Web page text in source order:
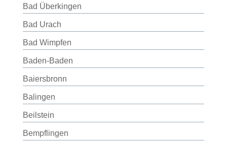
Bad Überkingen
Bad Urach
Bad Wimpfen
Baden-Baden
Baiersbronn
Balingen
Beilstein
Bempflingen